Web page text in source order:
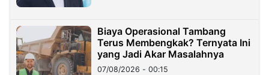
Biaya Operasional Tambang
Terus Membengkak? Ternyata Ini
yang Jadi Akar Masalahnya
07/08/2026 - 00:15